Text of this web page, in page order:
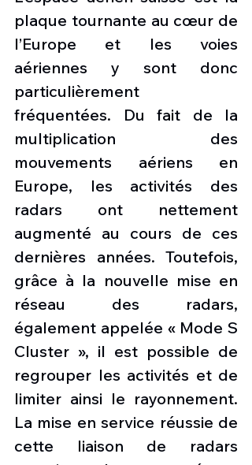
plaque tournante au cœur de
l’Europe et les voies
aériennes y sont donc
particulièrement
fréquentées. Du fait de la
multiplication des
mouvements aériens en
Europe, les activités des
radars ont nettement
augmenté au cours de ces
dernières années. Toutefois,
grâce à la nouvelle mise en
réseau des radars,
également appelée « Mode S
Cluster », il est possible de
regrouper les activités et de
limiter ainsi le rayonnement.
La mise en service réussie de
cette liaison de radars